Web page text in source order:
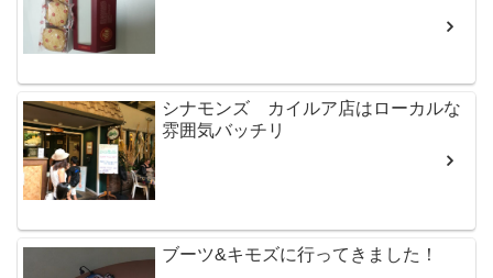
シナモンズ カイルア店はローカルな
雰囲気バッチリ
ブーツ&キモズに行ってきました！